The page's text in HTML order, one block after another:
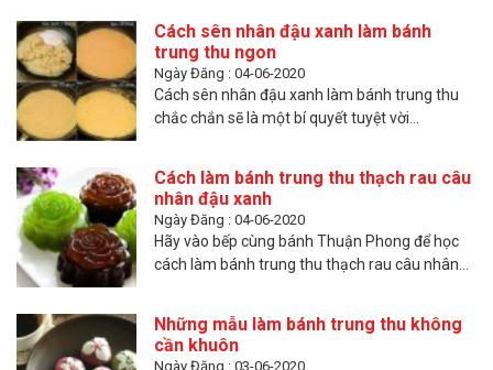
Cách sên nhân đậu xanh làm bánh
trung thu ngon
Ngày Đăng : 04-06-2020
Cách sên nhân đậu xanh làm bánh trung thu
chắc chắn sẽ là một bí quyết tuyệt vời...
Cách làm bánh trung thu thạch rau câu
nhân đậu xanh
Ngày Đăng : 04-06-2020
Hãy vào bếp cùng bánh Thuận Phong để học
cách làm bánh trung thu thạch rau câu nhân...
Những mẫu làm bánh trung thu không
cần khuôn
Ngày Đăng : 03-06-2020